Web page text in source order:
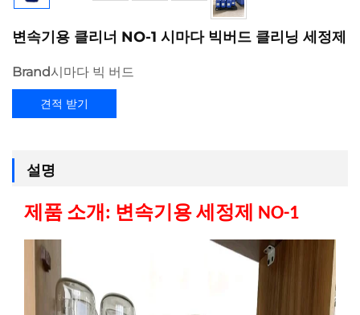
변속기용 클리너 NO-1 시마다 빅버드 클리닝 세정제
Brand시마다 빅 버드
견적 받기
설명
제품 소개: 변속기용 세정제 NO-1